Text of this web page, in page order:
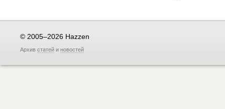
© 2005–2026 Hazzen
Архив статей и новостей